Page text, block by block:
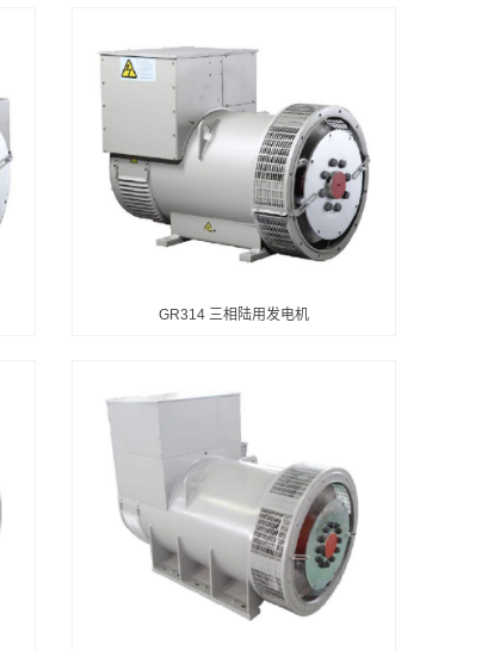
GR314 三相陆用发电机